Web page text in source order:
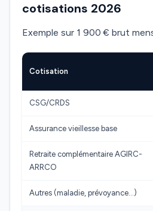
cotisations 2026
Exemple sur 1 900 € brut
Cotisation
CSG/CRDS
Assurance vieillesse base
Retraite complémentaire AGIRC-
ARRCO
Autres (maladie, prévoyance…)